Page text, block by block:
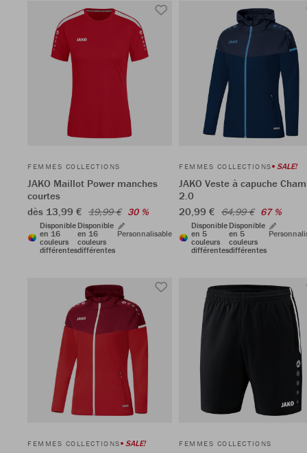
FEMMES COLLECTIONS
JAKO Maillot Power manches
courtes
dès 13,99 € 19,99 € 30 %
Disponible
en 16
couleurs
différentes
Disponible
en 16
couleurs
différentes
Personnalisable
FEMMES COLLECTIONS SALE!
JAKO Veste à capuche
2.0
20,99 € 64,99 € 67 %
Disponible
en 5
couleurs
différentes
Disponible
en 5
couleurs
différentes
FEMMES COLLECTIONS SALE! FEMMES COLLECTIONS